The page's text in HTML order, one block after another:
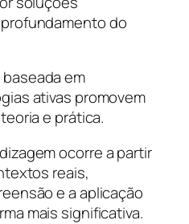
do
em
ativas promovem
e prática.
ocorre a partir
reais,
e a aplicação
mais significativa.